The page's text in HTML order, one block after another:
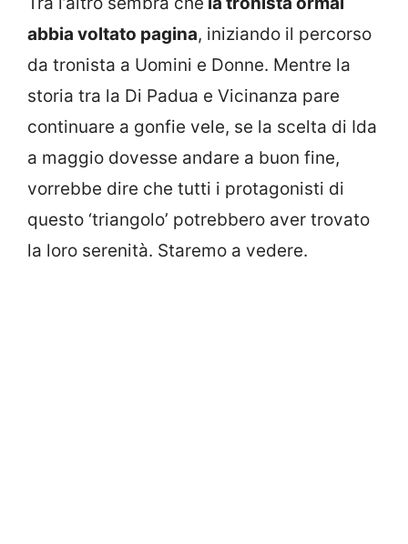
abbia voltato pagina, iniziando il percorso
da tronista a Uomini e Donne. Mentre la
storia tra la Di Padua e Vicinanza pare
continuare a gonfie vele, se la scelta di Ida
a maggio dovesse andare a buon fine,
vorrebbe dire che tutti i protagonisti di
questo ‘triangolo’ potrebbero aver trovato
la loro serenità. Staremo a vedere.